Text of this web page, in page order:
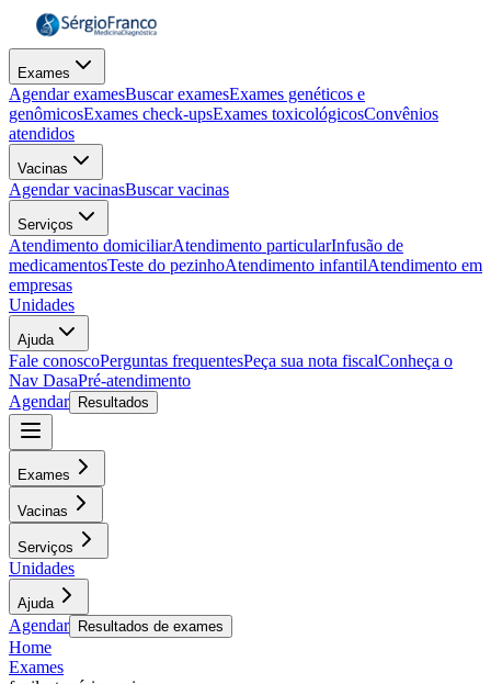
Exames
Agendar examesBuscar examesExames genéticos e
genômicosExames check-upsExames toxicológicosConvênios
atendidos
Vacinas
Agendar vacinasBuscar vacinas
Serviços
Atendimento domiciliarAtendimento particularInfusão de
medicamentosTeste do pezinhoAtendimento infantilAtendimento em
empresas
Unidades
Ajuda
Fale conoscoPerguntas frequentesPeça sua nota fiscalConheça o
Nav DasaPré-atendimento
Agendar
Resultados
Exames
Vacinas
Serviços
Unidades
Ajuda
Agendar Resultados de exames
Home
Exames